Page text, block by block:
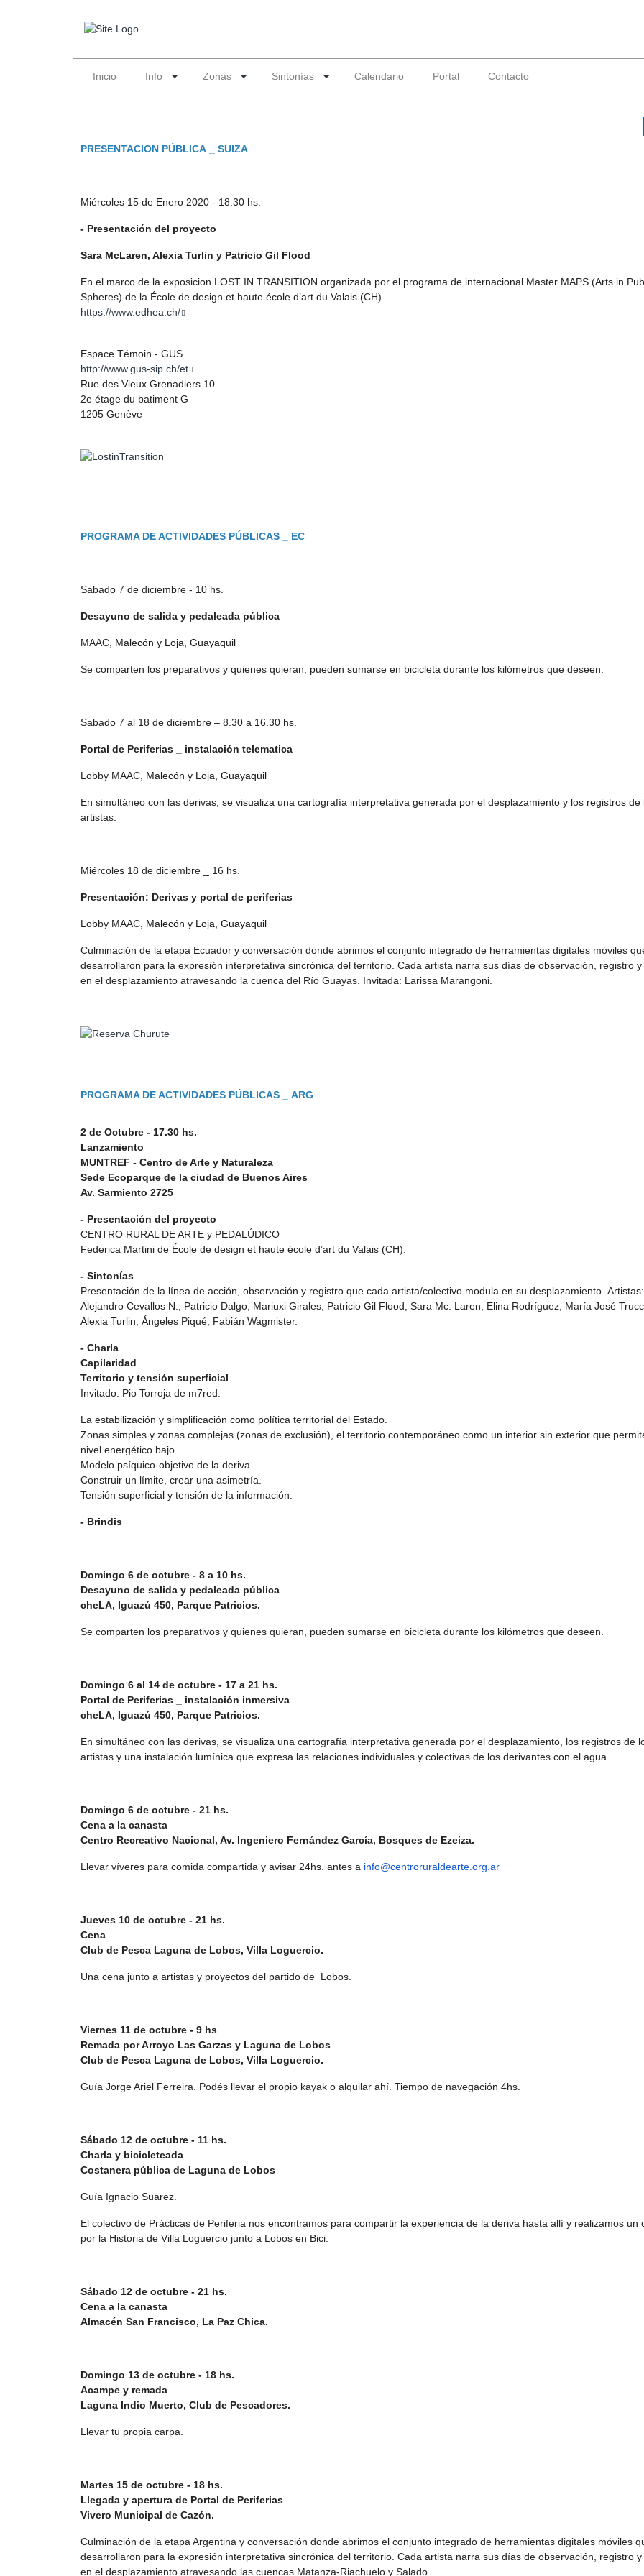
Inicio Info Zonas Sintonías Calendario Portal Contacto
PRESENTACION PÚBLICA _ SUIZA
Miércoles 15 de Enero 2020 - 18.30 hs.
- Presentación del proyecto
Sara McLaren, Alexia Turlin y Patricio Gil Flood
En el marco de la exposicion LOST IN TRANSITION organizada por el programa de internacional Master MAPS (Arts in
Spheres) de la École de design et haute école d’art du Valais (CH).
https://www.edhea.ch/
Espace Témoin - GUS
http://www.gus-sip.ch/et
Rue des Vieux Grenadiers 10
2e étage du batiment G
1205 Genève
PROGRAMA DE ACTIVIDADES PÚBLICAS _ EC
Sabado 7 de diciembre - 10 hs.
Desayuno de salida y pedaleada pública
MAAC, Malecón y Loja, Guayaquil
Se comparten los preparativos y quienes quieran, pueden sumarse en bicicleta durante los kilómetros que deseen.
Sabado 7 al 18 de diciembre – 8.30 a 16.30 hs.
Portal de Periferias _ instalación telematica
Lobby MAAC, Malecón y Loja, Guayaquil
En simultáneo con las derivas, se visualiza una cartografía interpretativa generada por el desplazamiento y los registros de
artistas.
Miércoles 18 de diciembre _ 16 hs.
Presentación: Derivas y portal de periferias
Lobby MAAC, Malecón y Loja, Guayaquil
Culminación de la etapa Ecuador y conversación donde abrimos el conjunto integrado de herramientas digitales móviles
desarrollaron para la expresión interpretativa sincrónica del territorio. Cada artista narra sus días de observación, registro y
en el desplazamiento atravesando la cuenca del Río Guayas. Invitada: Larissa Marangoni.
PROGRAMA DE ACTIVIDADES PÚBLICAS _ ARG
2 de Octubre - 17.30 hs.
Lanzamiento
MUNTREF - Centro de Arte y Naturaleza
Sede Ecoparque de la ciudad de Buenos Aires
Av. Sarmiento 2725
- Presentación del proyecto
CENTRO RURAL DE ARTE y PEDALÚDICO
Federica Martini de École de design et haute école d’art du Valais (CH).
- Sintonías
Presentación de la línea de acción, observación y registro que cada artista/colectivo modula en su desplazamiento. Artistas:
Alejandro Cevallos N., Patricio Dalgo, Mariuxi Girales, Patricio Gil Flood, Sara Mc. Laren, Elina Rodríguez, María José
Alexia Turlin, Ángeles Piqué, Fabián Wagmister.
- Charla
Capilaridad
Territorio y tensión superficial
Invitado: Pio Torroja de m7red.
La estabilización y simplificación como política territorial del Estado.
Zonas simples y zonas complejas (zonas de exclusión), el territorio contemporáneo como un interior sin exterior que
nivel energético bajo.
Modelo psíquico-objetivo de la deriva.
Construir un límite, crear una asimetría.
Tensión superficial y tensión de la información.
- Brindis
Domingo 6 de octubre - 8 a 10 hs.
Desayuno de salida y pedaleada pública
cheLA, Iguazú 450, Parque Patricios.
Se comparten los preparativos y quienes quieran, pueden sumarse en bicicleta durante los kilómetros que deseen.
Domingo 6 al 14 de octubre - 17 a 21 hs.
Portal de Periferias _ instalación inmersiva
cheLA, Iguazú 450, Parque Patricios.
En simultáneo con las derivas, se visualiza una cartografía interpretativa generada por el desplazamiento, los registros de
artistas y una instalación lumínica que expresa las relaciones individuales y colectivas de los derivantes con el agua.
Domingo 6 de octubre - 21 hs.
Cena a la canasta
Centro Recreativo Nacional, Av. Ingeniero Fernández García, Bosques de Ezeiza.
Llevar víveres para comida compartida y avisar 24hs. antes a info@centroruraldearte.org.ar
Jueves 10 de octubre - 21 hs.
Cena
Club de Pesca Laguna de Lobos, Villa Loguercio.
Una cena junto a artistas y proyectos del partido de Lobos.
Viernes 11 de octubre - 9 hs
Remada por Arroyo Las Garzas y Laguna de Lobos
Club de Pesca Laguna de Lobos, Villa Loguercio.
Guía Jorge Ariel Ferreira. Podés llevar el propio kayak o alquilar ahí. Tiempo de navegación 4hs.
Sábado 12 de octubre - 11 hs.
Charla y bicicleteada
Costanera pública de Laguna de Lobos
Guía Ignacio Suarez.
El colectivo de Prácticas de Periferia nos encontramos para compartir la experiencia de la deriva hasta allí y realizamos un
por la Historia de Villa Loguercio junto a Lobos en Bici.
Sábado 12 de octubre - 21 hs.
Cena a la canasta
Almacén San Francisco, La Paz Chica.
Domingo 13 de octubre - 18 hs.
Acampe y remada
Laguna Indio Muerto, Club de Pescadores.
Llevar tu propia carpa.
Martes 15 de octubre - 18 hs.
Llegada y apertura de Portal de Periferias
Vivero Municipal de Cazón.
Culminación de la etapa Argentina y conversación donde abrimos el conjunto integrado de herramientas digitales móviles
desarrollaron para la expresión interpretativa sincrónica del territorio. Cada artista narra sus días de observación, registro y
en el desplazamiento atravesando las cuencas Matanza-Riachuelo y Salado.